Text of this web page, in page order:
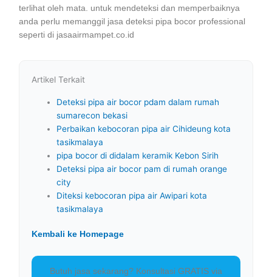
terlihat oleh mata. untuk mendeteksi dan memperbaiknya
anda perlu memanggil jasa deteksi pipa bocor professional
seperti di jasaairmampet.co.id
Artikel Terkait
Deteksi pipa air bocor pdam dalam rumah
sumarecon bekasi
Perbaikan kebocoran pipa air Cihideung kota
tasikmalaya
pipa bocor di didalam keramik Kebon Sirih
Deteksi pipa air bocor pam di rumah orange
city
Diteksi kebocoran pipa air Awipari kota
tasikmalaya
Kembali ke Homepage
Butuh jasa sekarang? Konsultasi GRATIS via